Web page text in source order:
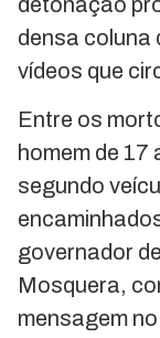
densa coluna
vídeos que
Entre os
homem de 17
segundo
governador
Mosquera,
mensagem